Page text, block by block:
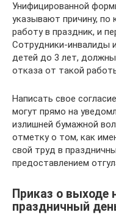
Унифицированной
указывают причину, по
работу в праздник, и
Сотрудники-
детей до 3 лет,
отказа от такой
Написать свое
могут прямо на
излишней бумажной
отметку о том, как
свой труд в
предоставлением
Приказ о выходе
праздничный